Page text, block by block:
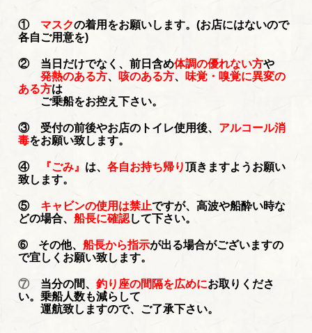
① マスクの着用をお願いします。(お店にはないので
各自ご用意を)
② 当日だけでなく、前日含め体調の優れない方や
発熱のある方、 咳のある方、
味覚・嗅覚に異変の
ある方は
ご乗船をお控え下さい。
③ 受付の前後やお店のトイレ使用後、 アルコール消
毒をお願い致します。
④ 『ごみ』 は、各自お持ち帰り頂きますようお願い
致します。
⑤ キャビンの使用は禁止ですが、高波や船酔い時な
どの場合、船長に確認して下さい。
➅ その他、船長から指示が出る場合がございますの
で宜しくお願い致します。
⑦ 当分の間、釣り座の間隔を広めにお取りくださ
い。乗船人数も減らして
運航致しますので、ご了承下さい。